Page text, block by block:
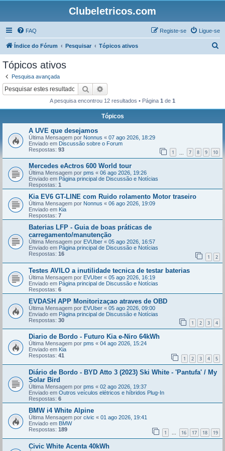
Clubeletricos.com
FAQ Ligue-se
Registe-se
Índice do Fórum Pesquisar Tópicos ativos
Tópicos ativos
Pesquisa avançada
Pesquisar
A pesquisa encontrou 12 resultados • Página 1 de 1
Tópicos
A UVE que desejamos
Última Mensagem por Nonnus « 07 ago 2026, 18:29
Enviado em Discussão sobre o Forum
Respostas: 93 1 7 8 9 10
Mercedes eActros 600 World tour
Última Mensagem por pms « 06 ago 2026, 19:26
Enviado em Página principal de Discussão e Notícias
Respostas: 1
Kia EV6 GT-LINE com Ruido rolamento Motor traseiro
Última Mensagem por Nonnus « 06 ago 2026, 19:09
Enviado em Kia
Respostas: 7
Baterias LFP - Guia de boas práticas de
carregamento/manutenção
Última Mensagem por EVUber « 05 ago 2026, 16:57
Enviado em Página principal de Discussão e Notícias
Respostas: 16 1 2
Testes AVILO a inutilidade tecnica de testar baterias
Última Mensagem por EVUber « 05 ago 2026, 16:19
Enviado em Página principal de Discussão e Notícias
Respostas: 6
EVDASH APP Monitorizaçao atraves de OBD
Última Mensagem por EVUber « 05 ago 2026, 09:00
Enviado em Página principal de Discussão e Notícias
Respostas: 30 1 2 3 4
Diario de Bordo - Futuro Kia e-Niro 64kWh
Última Mensagem por pms « 04 ago 2026, 15:24
Enviado em Kia
Respostas: 41 1 2 3 4 5
Diário de Bordo - BYD Atto 3 (2023) Ski White - 'Pantufa' / My
Solar Bird
Última Mensagem por pms « 02 ago 2026, 19:37
Enviado em Outros veículos elétricos e híbridos Plug-In
Respostas: 6
BMW i4 White Alpine
Última Mensagem por civic « 01 ago 2026, 19:41
Enviado em BMW
Respostas: 189 1 ... 16 17 18 19
Civic White Acenta 40kWh